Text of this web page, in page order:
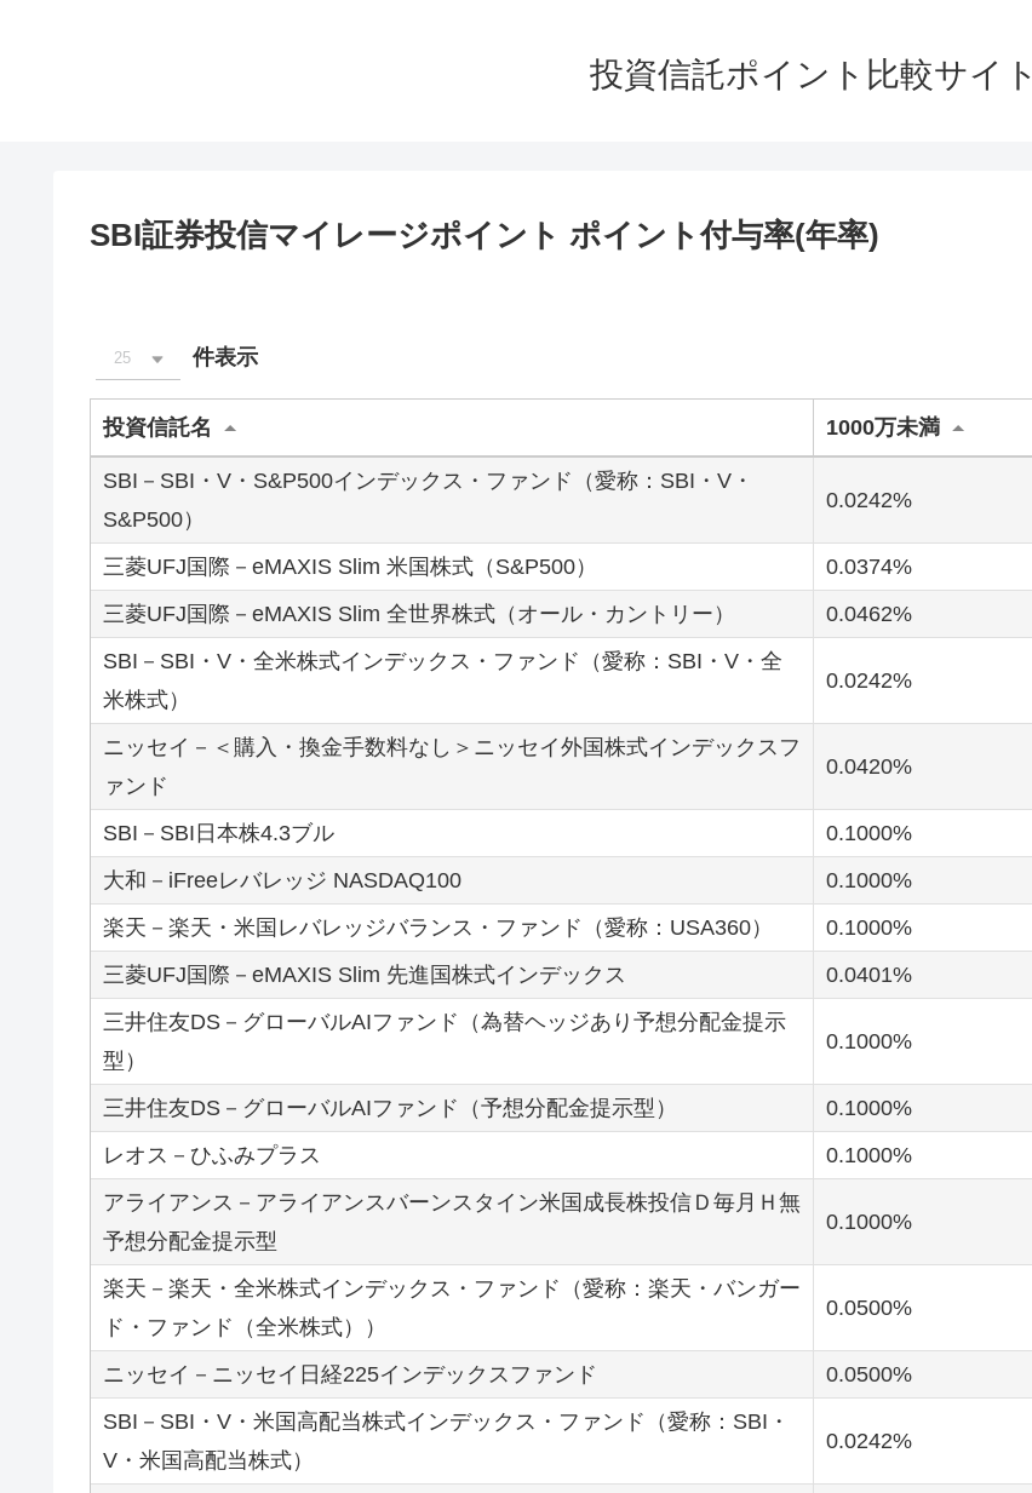
投資信託ポイント比較サイト
SBI証券投信マイレージポイント ポイント付与率(年率)
25 件表示
投資信託名 1000万未満
SBI－SBI・V・S&P500インデックス・ファンド（愛称：SBI・V・
S&P500）
0.0242
三菱UFJ国際－eMAXIS Slim 米国株式（S&P500） 0.0374
三菱UFJ国際－eMAXIS Slim 全世界株式（オール・カントリー）
0.0462
SBI－SBI・V・全米株式インデックス・ファンド（愛称：SBI・V・全
米株式）
0.0242
ニッセイ－＜購入・換金手数料なし＞ニッセイ外国株式インデックスフ
ァンド
0.0420
SBI－SBI日本株4.3ブル 0.1000
大和－iFreeレバレッジ NASDAQ100
0.1000
楽天－楽天・米国レバレッジバランス・ファンド（愛称：USA360）
0.1000
三菱UFJ国際－eMAXIS Slim 先進国株式インデックス
0.0401
三井住友DS－グローバルAIファンド（為替ヘッジあり予想分配金提示
型）
0.1000
三井住友DS－グローバルAIファンド（予想分配金提示型） 0.1000
レオス－ひふみプラス
0.1000
アライアンス－アライアンスバーンスタイン米国成長株投信Ｄ毎月Ｈ無
予想分配金提示型
0.1000
楽天－楽天・全米株式インデックス・ファンド（愛称：楽天・バンガー
ド・ファンド（全米株式））
0.0500
ニッセイ－ニッセイ日経225インデックスファンド 0.0500
SBI－SBI・V・米国高配当株式インデックス・ファンド（愛称：SBI・
V・米国高配当株式）
0.0242